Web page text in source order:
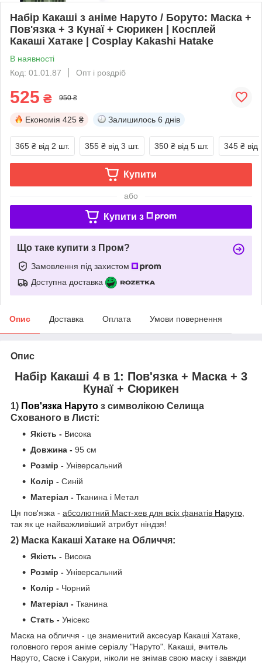
Набір Какаші з аніме Наруто / Боруто: Маска +
Пов'язка + 3 Кунаї + Сюрикен | Косплей
Какаші Хатаке | Cosplay Kakashi Hatake
В наявності
Код: 01.01.87
Опт і роздріб
525 ₴ 950 ₴
Економія 425 ₴ Залишилось 6 днів
365 ₴ від 2 шт. 355 ₴ від 3 шт. 350 ₴ від 5 шт. 345 ₴ від
Купити
або
Купити з
Що таке купити з Пром?
Замовлення під захистом
Доступна доставка
Опис Доставка Оплата Умови повернення
Опис
Набір Какаші 4 в 1: Пов'язка + Маска + 3
Кунаї + Сюрикен
1) Пов'язка Наруто з символікою Селища
Схованого в Листі:
Якість - Висока
Довжина - 95 см
Розмір - Універсальний
Колір - Синій
Матеріал - Тканина і Метал
Ця пов'язка - абсолютний Маст-хев для всіх фанатів Наруто
так як це найважливіший атрибут ніндзя!
2) Маска Какаші Хатаке на Обличчя:
Якість - Висока
Розмір - Універсальний
Колір - Чорний
Матеріал - Тканина
Стать - Унісекс
Маска на обличчя - це знаменитий аксесуар Какаші Хатаке,
головного героя аніме серіалу "Наруто". Какаші, вчитель
Наруто, Саске і Сакури, ніколи не знімав свою маску і завжди